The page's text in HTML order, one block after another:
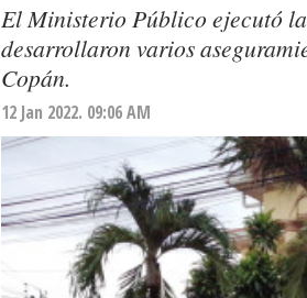
El Ministerio Público ejecutó
desarrollaron varios
Copán.
12 Jan 2022. 09:06 AM